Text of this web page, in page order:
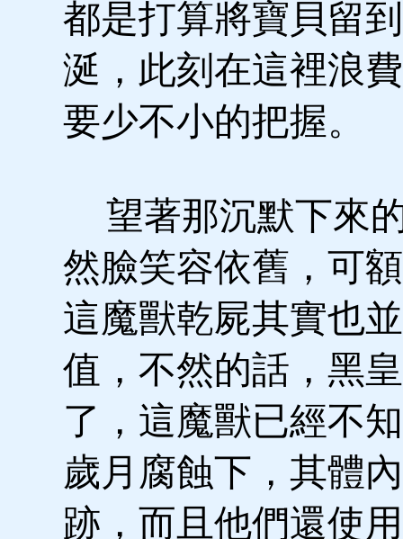
都是打算將寶貝留
涎，此刻在這裡浪
要少不小的把握。
望著那沉默下來
然臉笑容依舊，可
這魔獸乾屍其實也
值，不然的話，黑
了，這魔獸已經不
歲月腐蝕下，其體
跡，而且他們還使